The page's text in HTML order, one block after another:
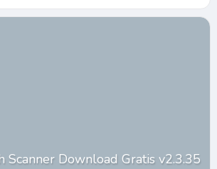
Scanner Download Gratis v2.3.35